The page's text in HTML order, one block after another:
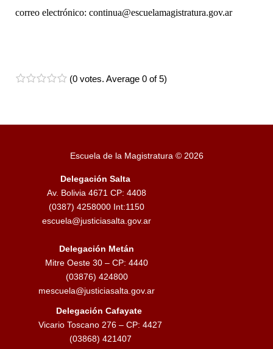
correo electrónico: continua@escuelamagistratura.gov.ar
(0 votes. Average 0 of 5)
Escuela de la Magistratura © 2026
Delegación Salta
Av. Bolivia 4671 CP: 4408
(0387) 4258000 Int:1150
escuela@justiciasalta.gov.ar
Delegación Metán
Mitre Oeste 30 – CP: 4440
(03876) 424800
mescuela@justiciasalta.gov.ar
Delegación Cafayate
Vicario Toscano 276 – CP: 4427
(03868) 421407